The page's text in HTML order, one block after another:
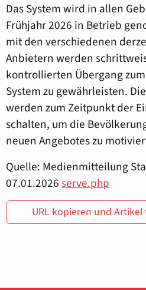
Das System wird in allen
Frühjahr 2026 in Betrieb
mit den verschiedenen
Anbietern werden
kontrollierten Übergang
System zu gewährleisten.
werden zum Zeitpunkt der
schalten, um die
neuen Angebotes zu
Quelle: Medienmitteilung
07.01.2026serve.php
URL kopieren und Artikel